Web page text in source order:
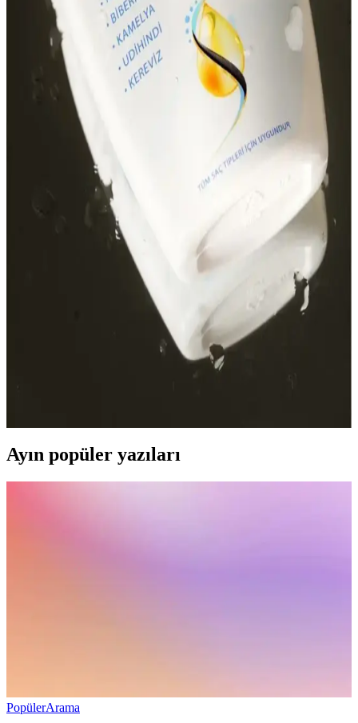
2023 Güncel Saç Dökülmesine Karşı Bakım
Yöntemleri ve Modern Çözümler
2023 yılında saç dökülmesine karşı kullanılan modern ve doğal
bakım yöntemleri, kişisel ihtiyaçlara uygun ürünler ve teknolojik
çözümlerle saç sağlığını destekler.
2023 Yılında Saç Dökülmesine Karşı Etkili
Şampuan ve Bakım Yöntemleri
2023'te saç dökülmesine karşı kullanılan şampuanlar ve bakım
teknikleri, saç sağlığını korumada önemli rol oynar. Düzenli bakım
ve doğru ürün seçimiyle saçlarınızı güçlendirin.
Tntnmom'un Biotin Şampuanı: Hamilelikte
Güvenle Kullanılabilen Saç Bakım Ürünü
Hamilelikte güvenle kullanabileceğiniz Tntnmom'un biotin
şampuanı, saç sağlığını destekler ve güçlendirir, saç dökülmesini
önler, doğal içeriklerle saç bakımını kolaylaştırır.
Paraben İçermeyen Şampuanlar ve Doğal Saç
Sağlığına Katkıları Hakkında Bilgiler
Ayın popüler yazıları
PopülerArama